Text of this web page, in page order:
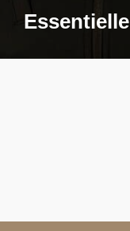
Essentielle